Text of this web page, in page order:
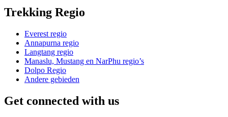
Trekking Regio
Everest regio
Annapurna regio
Langtang regio
Manaslu, Mustang en NarPhu regio’s
Dolpo Regio
Andere gebieden
Get connected with us